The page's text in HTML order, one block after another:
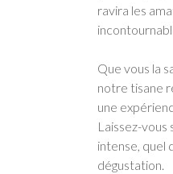
ravira les
Que vous la
notre tisane
une
Laissez-vous
intense, quel
dégustation.